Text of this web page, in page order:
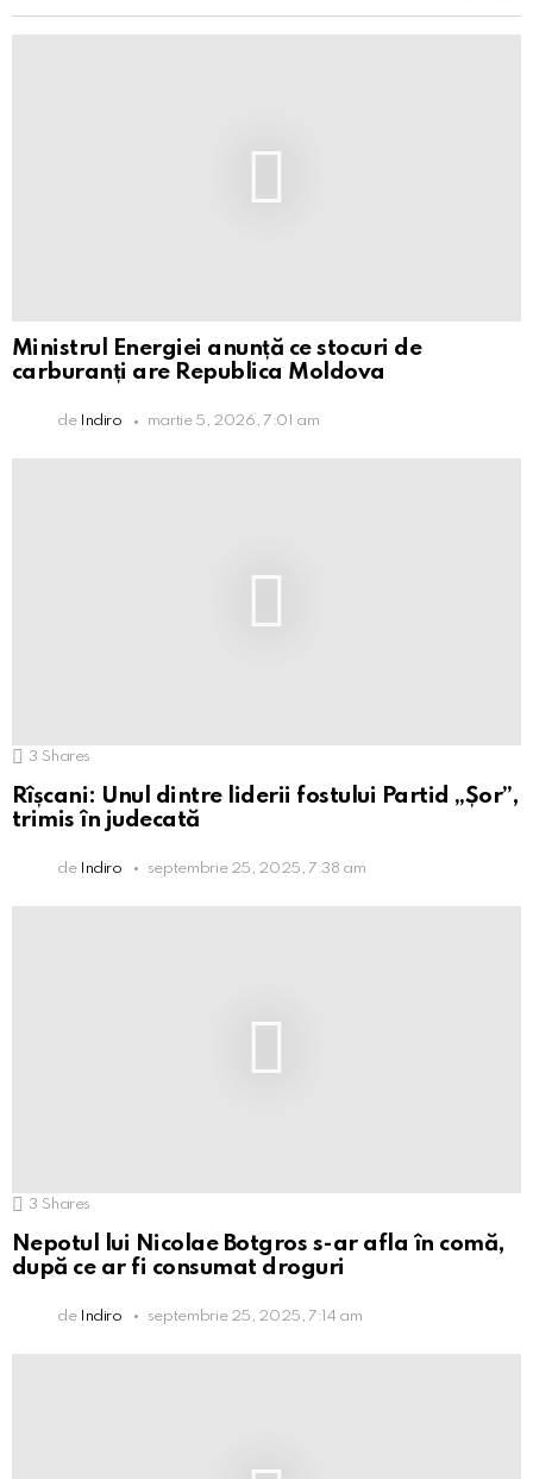
Ministrul Energiei anunță ce stocuri de
carburanți are Republica Moldova
de Indiro martie 5, 2026, 7:01 am
3 Shares
Rîșcani: Unul dintre liderii fostului Partid „Șor”,
trimis în judecată
de Indiro septembrie 25, 2025, 7:38 am
3 Shares
Nepotul lui Nicolae Botgros s-ar afla în comă,
după ce ar fi consumat droguri
de Indiro septembrie 25, 2025, 7:14 am